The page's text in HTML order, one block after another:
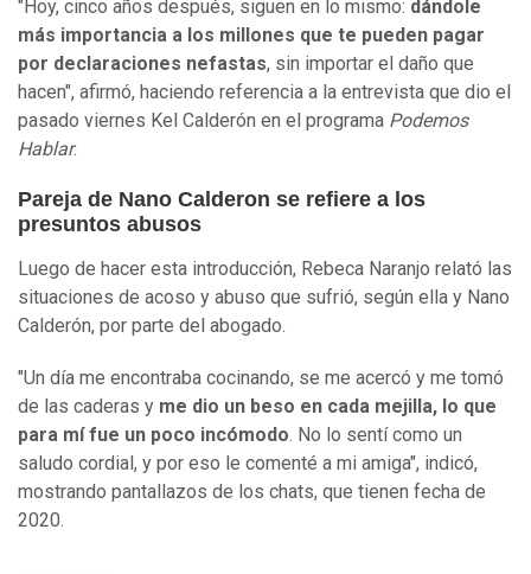
"Hoy, cinco años después, siguen en lo mismo: dándole
más importancia a los millones que te pueden pagar
por declaraciones nefastas, sin importar el daño que
hacen", afirmó, haciendo referencia a la entrevista que dio el
pasado viernes Kel Calderón en el programa Podemos
Hablar.
Pareja de Nano Calderon se refiere a los
presuntos abusos
Luego de hacer esta introducción, Rebeca Naranjo relató las
situaciones de acoso y abuso que sufrió, según ella y Nano
Calderón, por parte del abogado.
"Un día me encontraba cocinando, se me acercó y me tomó
de las caderas y me dio un beso en cada mejilla, lo que
para mí fue un poco incómodo. No lo sentí como un
saludo cordial, y por eso le comenté a mi amiga", indicó,
mostrando pantallazos de los chats, que tienen fecha de
2020.